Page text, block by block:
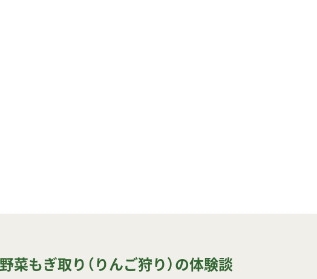
菜もぎ取り（りんご狩り）の体験談